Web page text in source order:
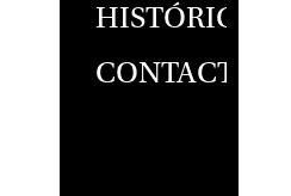
HISTÓRICO
CONTACTO